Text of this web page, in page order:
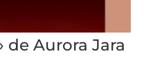
de Aurora Jara